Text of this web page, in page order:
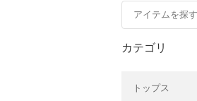
カテゴリ
トップス